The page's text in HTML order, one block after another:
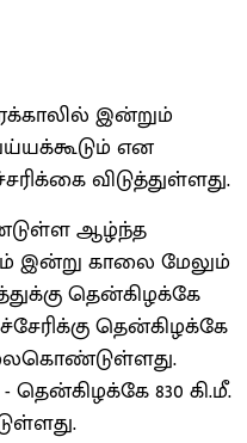
இன்றும்
என
விடுத்துள்ளது.
ஆழ்ந்த
இன்று காலை மேலும்
தென்கிழக்கே
தென்கிழக்கே
830 கி.மீ.